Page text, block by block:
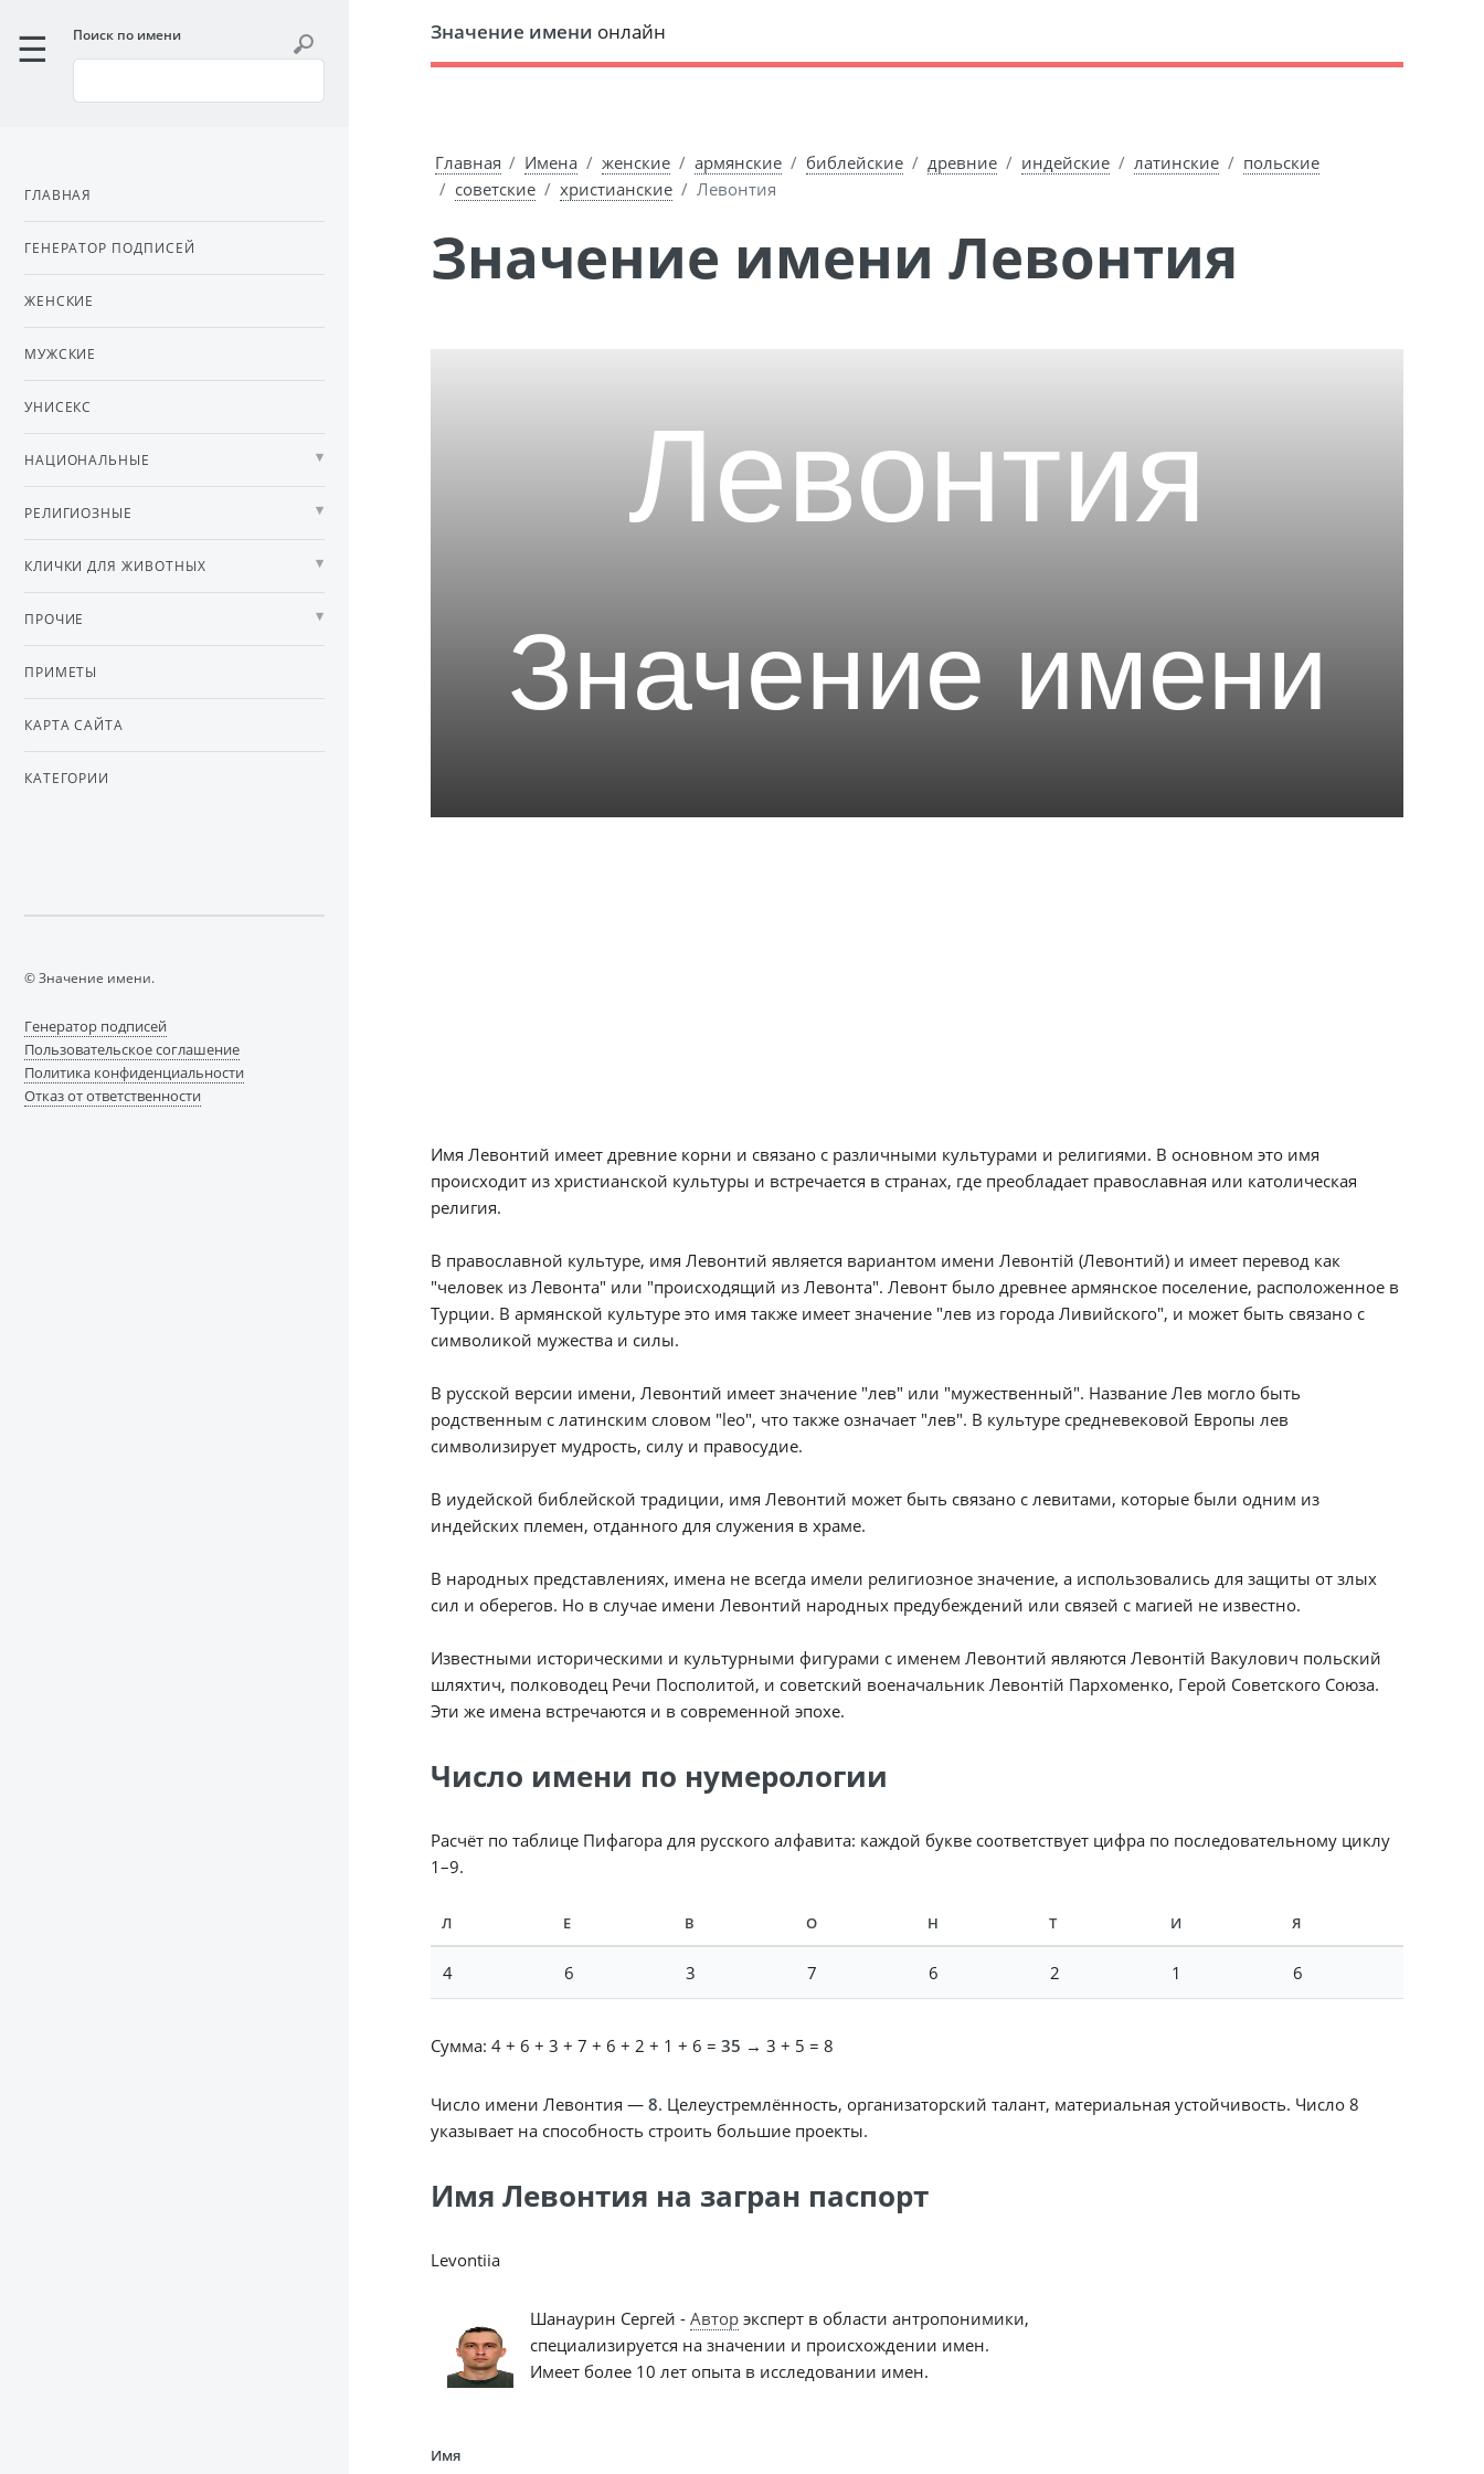
Значение имени онлайн
Главная Имена женские армянские библейские древние индейские латинские
польские
советские
христианские Левонтия
Значение имени Левонтия
Имя Левонтий имеет древние корни и связано с различными культурами и религиями. В основном это имя
происходит из христианской культуры и встречается в странах, где преобладает православная или католическая
религия.
В православной культуре, имя Левонтий является вариантом имени Левонтій (Левонтий) и имеет перевод как
"человек из Левонта" или "происходящий из Левонта". Левонт было древнее армянское поселение, расположенное в
Турции. В армянской культуре это имя также имеет значение "лев из города Ливийского", и может быть связано с
символикой мужества и силы.
В русской версии имени, Левонтий имеет значение "лев" или "мужественный". Название Лев могло быть
родственным с латинским словом "leo", что также означает "лев". В культуре средневековой Европы лев
символизирует мудрость, силу и правосудие.
В иудейской библейской традиции, имя Левонтий может быть связано с левитами, которые были одним из
индейских племен, отданного для служения в храме.
В народных представлениях, имена не всегда имели религиозное значение, а использовались для защиты от злых
сил и оберегов. Но в случае имени Левонтий народных предубеждений или связей с магией не известно.
Известными историческими и культурными фигурами с именем Левонтий являются Левонтій Вакулович польский
шляхтич, полководец Речи Посполитой, и советский военачальник Левонтій Пархоменко, Герой Советского Союза.
Эти же имена встречаются и в современной эпохе.
Число имени по нумерологии
Расчёт по таблице Пифагора для русского алфавита: каждой букве соответствует цифра по последовательному циклу
1–9.
Л Е В О Н Т И Я
4 6 3 7 6 2 1 6
Сумма: 4 + 6 + 3 + 7 + 6 + 2 + 1 + 6 = 35 → 3 + 5 = 8
Число имени Левонтия — 8. Целеустремлённость, организаторский талант, материальная устойчивость. Число 8
указывает на способность строить большие проекты.
Имя Левонтия на загран паспорт
Levontiia
Шанаурин Сергей - Авторэксперт в области антропонимики,
специализируется на значении и происхождении имен.
Имеет более 10 лет опыта в исследовании имен.
Имя
Поиск по имени
ГЛАВНАЯ
ГЕНЕРАТОР ПОДПИСЕЙ
ЖЕНСКИЕ
МУЖСКИЕ
УНИСЕКС
НАЦИОНАЛЬНЫЕ
РЕЛИГИОЗНЫЕ
КЛИЧКИ ДЛЯ ЖИВОТНЫХ
ПРОЧИЕ
ПРИМЕТЫ
КАРТА САЙТА
КАТЕГОРИИ
© Значение имени.
Генератор подписей
Пользовательское соглашение
Политика конфиденциальности
Отказ от ответственности